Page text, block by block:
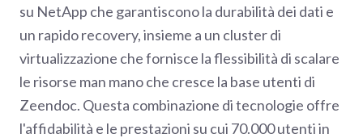
su NetApp che garantiscono la durabilità dei dati e
un rapido recovery, insieme a un cluster di
virtualizzazione che fornisce la flessibilità di scalare
le risorse man mano che cresce la base utenti di
Zeendoc. Questa combinazione di tecnologie offre
l'affidabilità e le prestazioni su cui 70.000 utenti in